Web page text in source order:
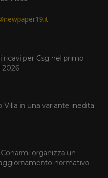
ricavi per Csg nel primo
2026
Villa in una variante inedita
organizza un
normativo